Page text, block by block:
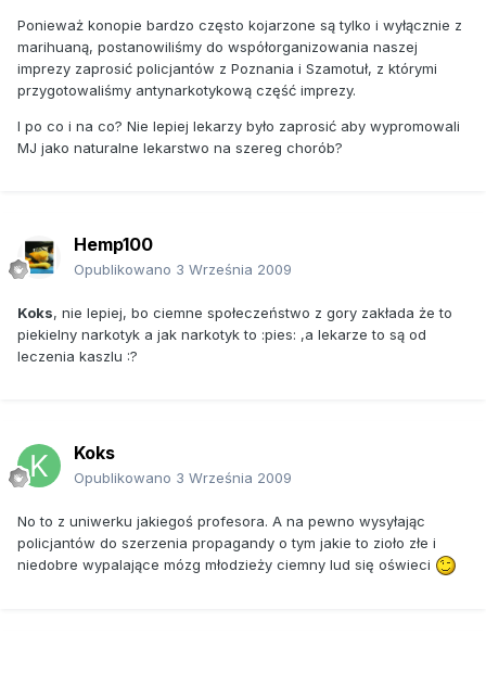
współorganizowania naszej imprezy zaprosić policjantów z
Poznania i Szamotuł, z którymi przygotowaliśmy
antynarkotykową część imprezy. Imprezie towarzyszyć
będzie cała masa atrakcji: pokazy tańca towarzyskiego,
mody ekologicznej. Całość zakończy widowiskowy pokaz
tańca z ogniem.
budownictwie – prowadzone przez firmę STEICO S.A., oraz
o zastosowaniu konopi w przemyśle włókienniczym,
spożywczym i farmaceutycznym – prowadzone przez
Instytut Włókien Naturalnych i Roślin Zielarskich.
Ponieważ konopie bardzo często kojarzone są tylko i wyłącznie z
marihuaną, postanowiliśmy do współorganizowania naszej
imprezy zaprosić policjantów z Poznania i Szamotuł, z którymi
przygotowaliśmy antynarkotykową część imprezy.
I po co i na co? Nie lepiej lekarzy było zaprosić aby wypromowali
MJ jako naturalne lekarstwo na szereg chorób?
Hemp100
Opublikowano 3 Września 2009
Koks, nie lepiej, bo ciemne społeczeństwo z gory zakłada że to
piekielny narkotyk a jak narkotyk to :pies: ,a lekarze to są od
leczenia kaszlu :?
Koks
Opublikowano 3 Września 2009
No to z uniwerku jakiegoś profesora. A na pewno wysyłając
policjantów do szerzenia propagandy o tym jakie to zioło złe i
niedobre wypalające mózg młodzieży ciemny lud się oświeci